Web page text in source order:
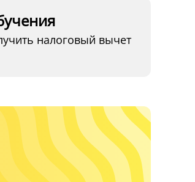
налоговый вычет